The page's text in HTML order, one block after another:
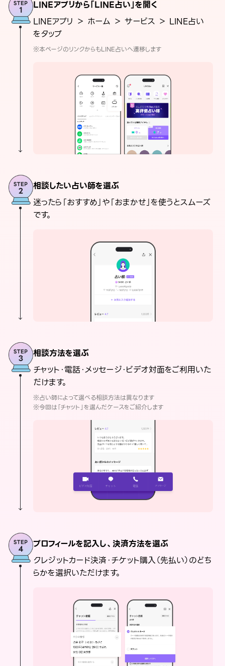
LINEアプリから「LINE占い」を開く
LINEアプリ ＞ ホーム ＞ サービス ＞ LINE占い
をタップ
※本ページのリンクからもLINE占いへ遷移します
相談したい占い師を選ぶ
迷ったら「おすすめ」や「おまかせ」を使うとスムーズ
です。
相談方法を選ぶ
チャット・電話・メッセージ・ビデオ対面をご利用いた
だけます。
※占い師によって選べる相談方法は異なります
※今回は「チャット」を選んだケースをご紹介します
プロフィールを記入し、決済方法を選ぶ
クレジットカード決済・チケット購入（先払い）のどち
らかを選択いただけます。